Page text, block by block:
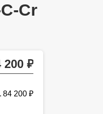
Cr
200
84 200